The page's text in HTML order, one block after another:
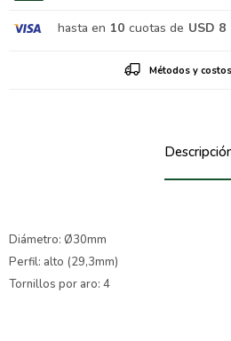
hasta en 10 cuotas de USD 8
Métodos y
Diámetro: Ø30mm
Perfil: alto (29,3mm)
Tornillos por aro: 4